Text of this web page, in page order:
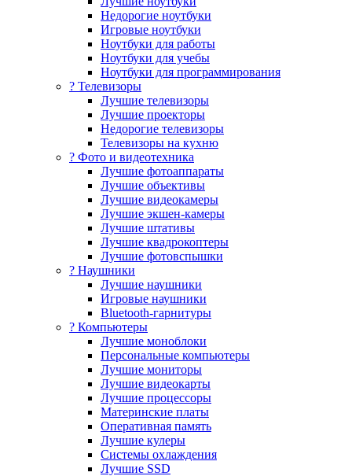
Недорогие ноутбуки
Игровые ноутбуки
Ноутбуки для работы
Ноутбуки для учебы
Ноутбуки для программирования
? Телевизоры
Лучшие телевизоры
Лучшие проекторы
Недорогие телевизоры
Телевизоры на кухню
? Фото и видеотехника
Лучшие фотоаппараты
Лучшие объективы
Лучшие видеокамеры
Лучшие экшен-камеры
Лучшие штативы
Лучшие квадрокоптеры
Лучшие фотовспышки
? Наушники
Лучшие наушники
Игровые наушники
Bluetooth-гарнитуры
?️ Компьютеры
Лучшие моноблоки
Персональные компьютеры
Лучшие мониторы
Лучшие видеокарты
Лучшие процессоры
Материнские платы
Оперативная память
Лучшие кулеры
Системы охлаждения
Лучшие SSD